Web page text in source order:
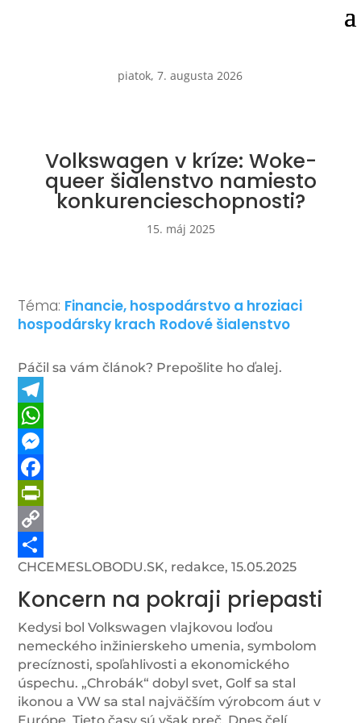
piatok, 7. augusta 2026
Volkswagen v kríze: Woke-
queer šialenstvo namiesto
konkurencieschopnosti?
15. máj 2025
Téma: Financie, hospodárstvo a hroziaci
hospodársky krach Rodové šialenstvo
Páčil sa vám článok? Prepošlite ho ďalej.
Telegram
WhatsApp
Messenger
Facebook
PrintFriendly
Copy
Link
Share
CHCEMESLOBODU.SK, redakce, 15.05.2025
Koncern na pokraji priepasti
Kedysi bol Volkswagen vlajkovou loďou
nemeckého inžinierskeho umenia, symbolom
precíznosti, spoľahlivosti a ekonomického
úspechu. „Chrobák“ dobyl svet, Golf sa stal
ikonou a VW sa stal najväčším výrobcom áut v